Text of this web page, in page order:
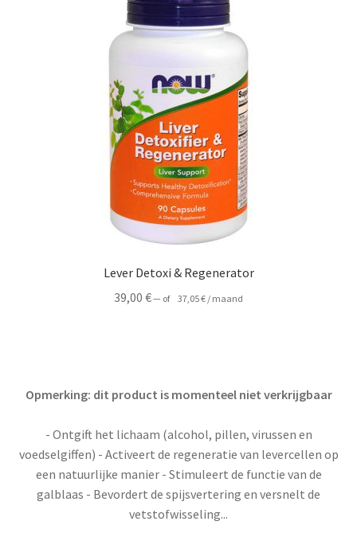
Lever Detoxi & Regenerator
39,00€— of 37,05€ / maand
Opmerking: dit product is momenteel niet verkrijgbaar
- Ontgift het lichaam (alcohol, pillen, virussen en
voedselgiffen) - Activeert de regeneratie van levercellen op
een natuurlijke manier - Stimuleert de functie van de
galblaas - Bevordert de spijsvertering en versnelt de
vetstofwisseling...